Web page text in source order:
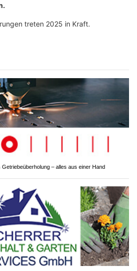
treten 2025 in Kraft.
– alles aus einer Hand